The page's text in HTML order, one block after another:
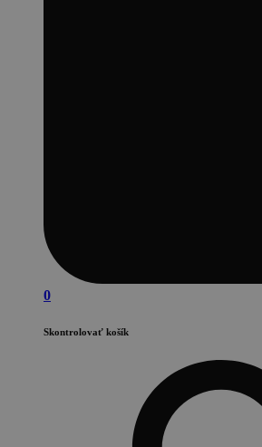
0
Skontrolovať košík